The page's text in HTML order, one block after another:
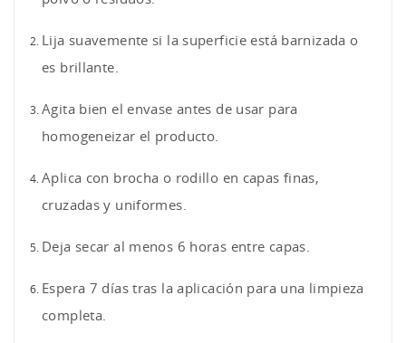
Lija suavemente si la superficie está barnizada o
es brillante.
Agita bien el envase antes de usar para
homogeneizar el producto.
Aplica con brocha o rodillo en capas finas,
cruzadas y uniformes.
Deja secar al menos 6 horas entre capas.
Espera 7 días tras la aplicación para una limpieza
completa.